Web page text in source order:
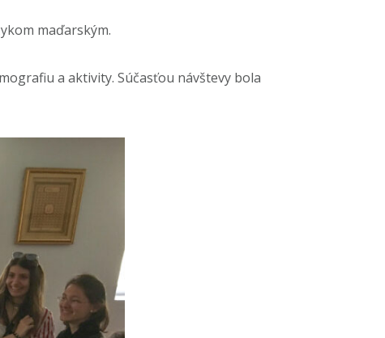
maďarským.
a aktivity. Súčasťou návštevy bola